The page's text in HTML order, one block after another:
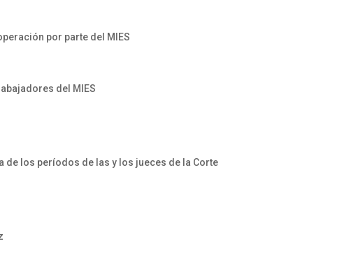
por parte del MIES
del MIES
de los períodos de las y los jueces de la Corte